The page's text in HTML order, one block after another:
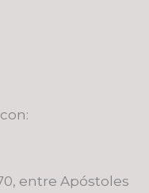
entre Apóstoles